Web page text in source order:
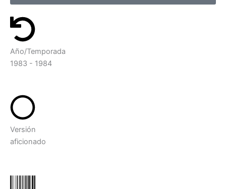
Año/Temporada
1983 - 1984
Versión
aficionado